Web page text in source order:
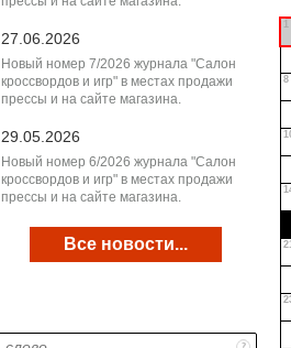
27.06.2026
Новый номер 7/2026 журнала "Салон
кроссвордов и игр" в местах продажи
прессы и на сайте магазина.
29.05.2026
Новый номер 6/2026 журнала "Салон
кроссвордов и игр" в местах продажи
прессы и на сайте магазина.
Все новости...
1
8